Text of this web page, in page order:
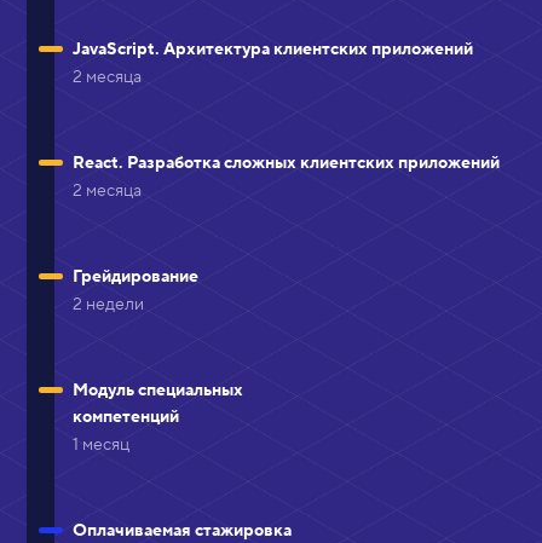
JavaScript. Архитектура клиентских приложений
2 месяца
React. Разработка сложных клиентских приложений
2 месяца
Грейдирование
2 недели
Модуль специальных
компетенций
1 месяц
Оплачиваемая стажировка